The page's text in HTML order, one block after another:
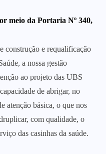
meio da Portaria Nº 340,
construção e requalificação
a nossa gestão
ao projeto das UBS
de abrigar, no
atenção básica, o que nos
com qualidade, o
das casinhas da saúde.